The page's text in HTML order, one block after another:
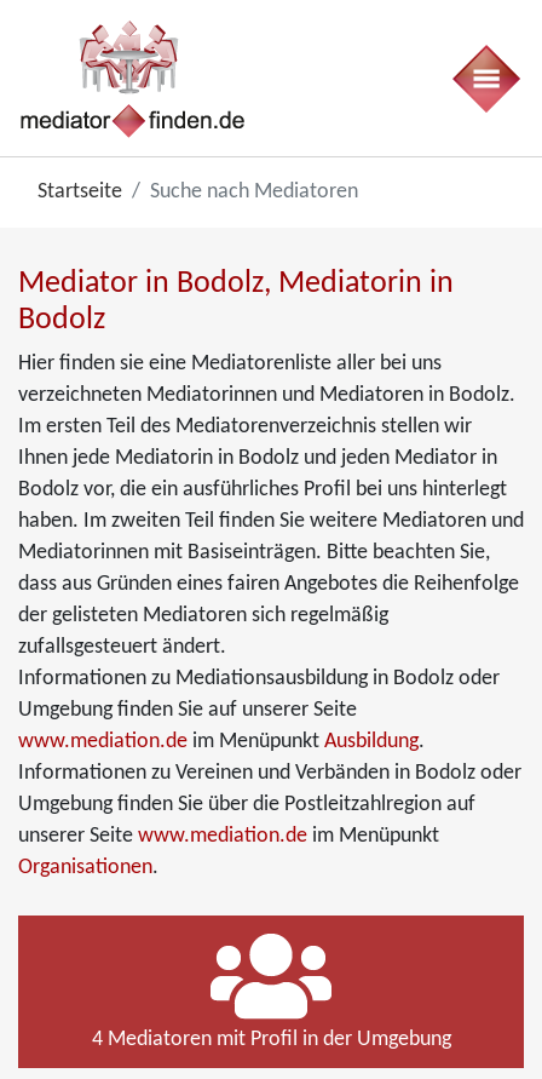
Startseite Suche nach Mediatoren
Mediator in Bodolz, Mediatorin in
Bodolz
Hier finden sie eine Mediatorenliste aller bei uns
verzeichneten Mediatorinnen und Mediatoren in Bodolz.
Im ersten Teil des Mediatorenverzeichnis stellen wir
Ihnen jede Mediatorin in Bodolz und jeden Mediator in
Bodolz vor, die ein ausführliches Profil bei uns hinterlegt
haben. Im zweiten Teil finden Sie weitere Mediatoren und
Mediatorinnen mit Basiseinträgen. Bitte beachten Sie,
dass aus Gründen eines fairen Angebotes die Reihenfolge
der gelisteten Mediatoren sich regelmäßig
zufallsgesteuert ändert.
Informationen zu Mediationsausbildung in Bodolz oder
Umgebung finden Sie auf unserer Seite
www.mediation.de im Menüpunkt Ausbildung.
Informationen zu Vereinen und Verbänden in Bodolz oder
Umgebung finden Sie über die Postleitzahlregion auf
unserer Seite www.mediation.de im Menüpunkt
Organisationen.
4 Mediatoren mit Profil in der Umgebung